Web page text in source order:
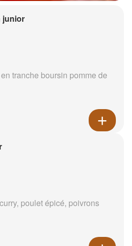
junior
tranche boursin pomme de
poulet épicé, poivrons